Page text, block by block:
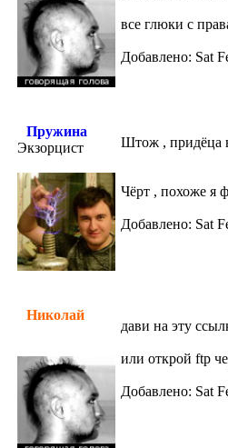
все глюки с
Добавлено: Sat
Пружина
Экзорцист
Штож , придёца
Чёрт , похоже я
Добавлено: Sat
Николай
дави на эту
или открой ftp
Добавлено: Sat